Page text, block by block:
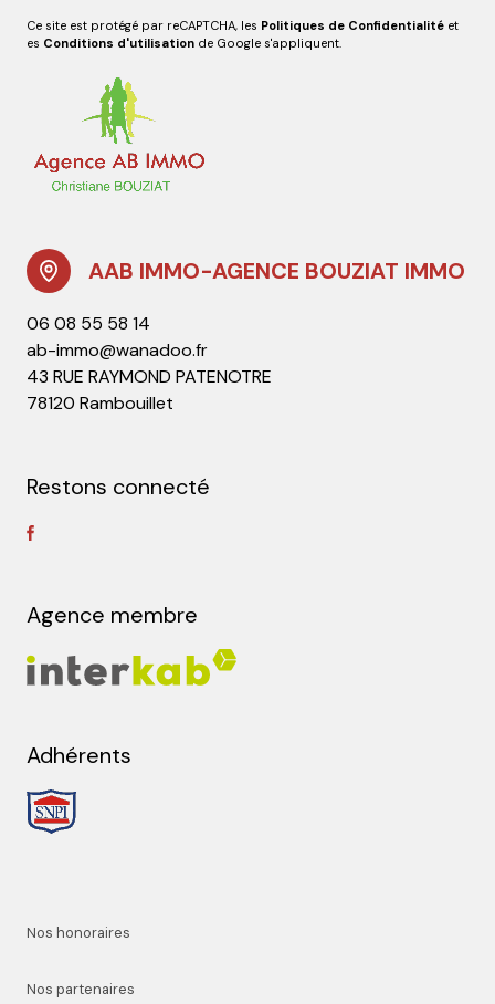
Ce site est protégé par reCAPTCHA, les Politiques de Confidentialité et
es Conditions d'utilisation de Google s'appliquent.
AAB IMMO-AGENCE BOUZIAT IMMO
06 08 55 58 14
ab-immo@wanadoo.fr
43 RUE RAYMOND PATENOTRE
78120 Rambouillet
Restons connecté
Agence membre
Adhérents
Nos honoraires
Nos partenaires